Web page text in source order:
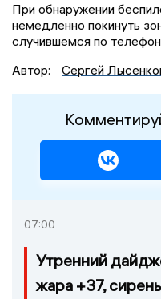
При обнаружении
немедленно покинуть
случившемся по
Автор:
Сергей
07:00
Утренний
жара +37,